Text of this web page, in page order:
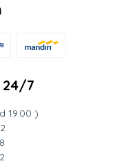
24/7
19.00 )